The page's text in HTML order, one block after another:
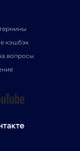
кэшбэк
вопросы